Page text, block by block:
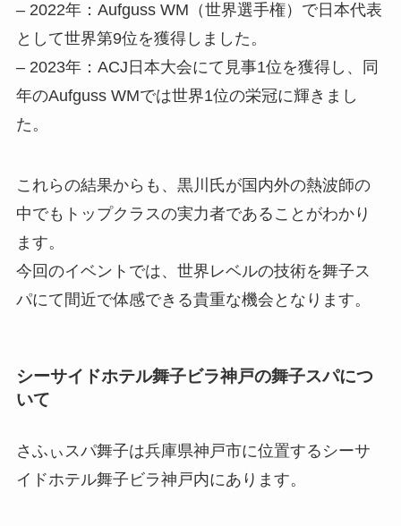
– 2022年：Aufguss WM（世界選手権）で日本代表
として世界第9位を獲得しました。
– 2023年：ACJ日本大会にて見事1位を獲得し、同
年のAufguss WMでは世界1位の栄冠に輝きまし
た。
これらの結果からも、黒川氏が国内外の熱波師の
中でもトップクラスの実力者であることがわかり
ます。
今回のイベントでは、世界レベルの技術を舞子ス
パにて間近で体感できる貴重な機会となります。
シーサイドホテル舞子ビラ神戸の舞子スパにつ
いて
さふぃスパ舞子は兵庫県神戸市に位置するシーサ
イドホテル舞子ビラ神戸内にあります。